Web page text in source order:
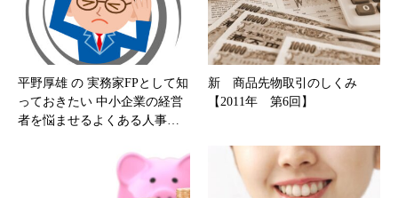
平野厚雄 の 実務家FPとして知
っておきたい 中小企業の経営
者を悩ませるよくある人事…
新 商品先物取引のしくみ
【2011年 第6回】